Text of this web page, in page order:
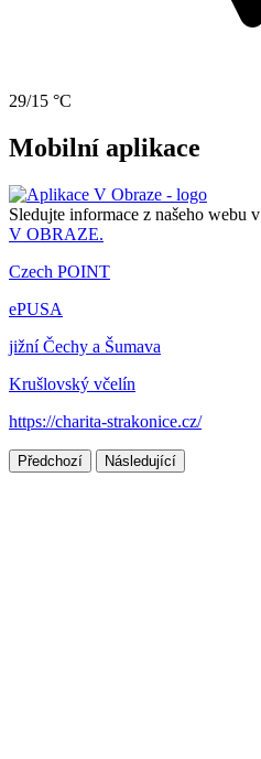
29/15 °C
Mobilní aplikace
Sledujte informace z našeho webu v
V OBRAZE.
Czech POINT
ePUSA
jižní Čechy a Šumava
Krušlovský včelín
https://charita-strakonice.cz/
Předchozí Následující